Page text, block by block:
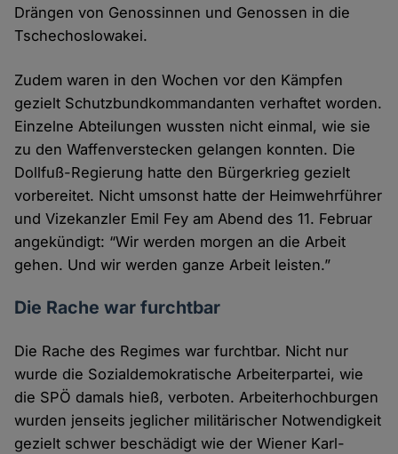
Drängen von Genossinnen und Genossen in die
Tschechoslowakei.
Zudem waren in den Wochen vor den Kämpfen
gezielt Schutzbundkommandanten verhaftet worden.
Einzelne Abteilungen wussten nicht einmal, wie sie
zu den Waffenverstecken gelangen konnten. Die
Dollfuß-Regierung hatte den Bürgerkrieg gezielt
vorbereitet. Nicht umsonst hatte der Heimwehrführer
und Vizekanzler Emil Fey am Abend des 11. Februar
angekündigt: “Wir werden morgen an die Arbeit
gehen. Und wir werden ganze Arbeit leisten.”
Die Rache war furchtbar
Die Rache des Regimes war furchtbar. Nicht nur
wurde die Sozialdemokratische Arbeiterpartei, wie
die SPÖ damals hieß, verboten. Arbeiterhochburgen
wurden jenseits jeglicher militärischer Notwendigkeit
gezielt schwer beschädigt wie der Wiener Karl-